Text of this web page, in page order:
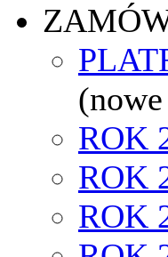
ROK
ROK
ROK